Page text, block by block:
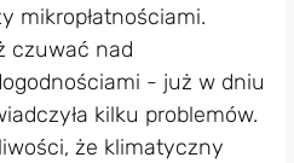
mikropłatnościami.
czuwać nad
- już w dniu
kilku problemów.
że klimatyczny